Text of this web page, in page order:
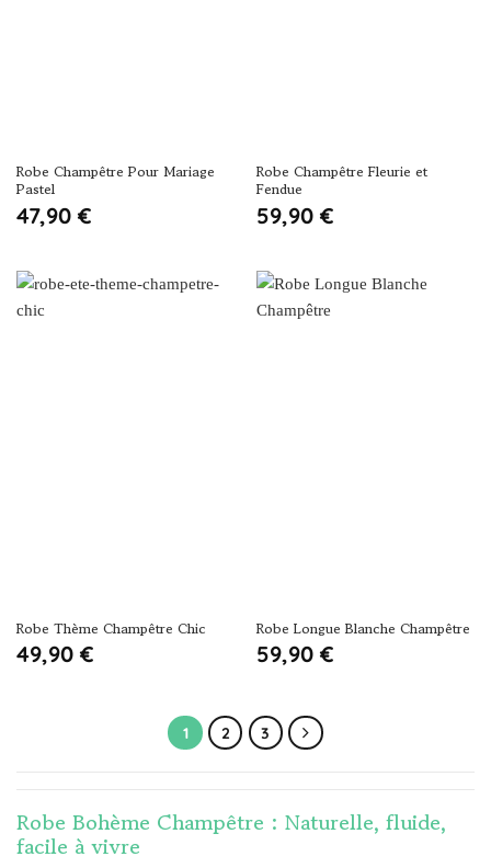
Robe Champêtre Pour Mariage
Pastel
47,90 €
Robe Champêtre Fleurie et
Fendue
59,90 €
Robe Thème Champêtre Chic
49,90 €
Robe Longue Blanche Champêtre
59,90 €
1 2 3
Robe Bohème Champêtre : Naturelle, fluide,
facile à vivre